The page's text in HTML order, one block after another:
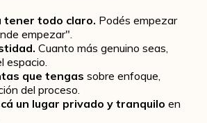
tener todo claro. Podés empezar
empezar".
Cuanto más genuino seas,
espacio.
que tengas sobre enfoque,
del proceso.
un lugar privado y tranquilo en